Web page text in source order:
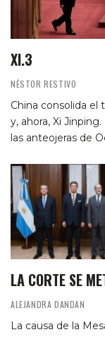
XI.3
NÉSTOR RESTIVO
China consolida el
y, ahora, Xi
las anteojeras de
LA CORTE SE
ALEJANDRA DANDAN
La causa de la